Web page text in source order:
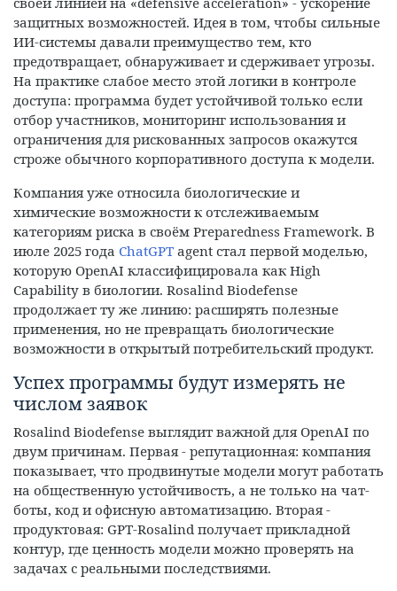
защитных возможностей. Идея в том, чтобы сильные
ИИ-системы давали преимущество тем, кто
предотвращает, обнаруживает и сдерживает угрозы.
На практике слабое место этой логики в контроле
доступа: программа будет устойчивой только если
отбор участников, мониторинг использования и
ограничения для рискованных запросов окажутся
строже обычного корпоративного доступа к модели.
Компания уже относила биологические и
химические возможности к отслеживаемым
категориям риска в своём Preparedness Framework. В
июле 2025 года ChatGPT agent стал первой моделью,
которую OpenAI классифицировала как High
Capability в биологии. Rosalind Biodefense
продолжает ту же линию: расширять полезные
применения, но не превращать биологические
возможности в открытый потребительский продукт.
Успех программы будут измерять не
числом заявок
Rosalind Biodefense выглядит важной для OpenAI по
двум причинам. Первая - репутационная: компания
показывает, что продвинутые модели могут работать
на общественную устойчивость, а не только на чат-
боты, код и офисную автоматизацию. Вторая -
продуктовая: GPT‑Rosalind получает прикладной
контур, где ценность модели можно проверять на
задачах с реальными последствиями.